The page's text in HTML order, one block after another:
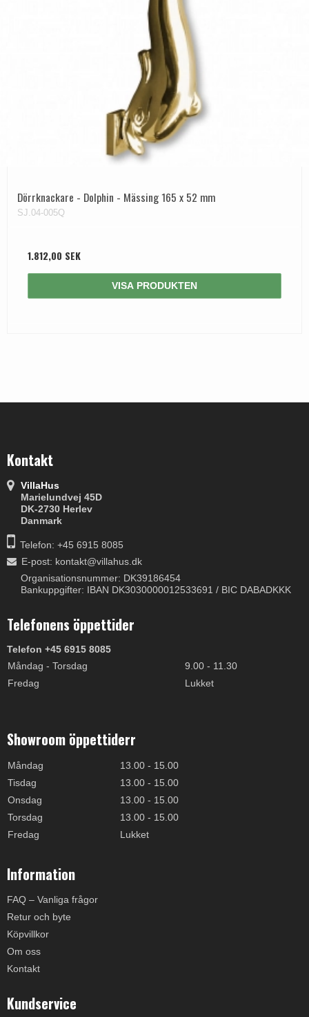
Dörrknackare - Dolphin - Mässing 165 x 52 mm
SJ.04-005Q
1.812,00 SEK
VISA PRODUKTEN
Kontakt
VillaHus
Marielundvej 45D
DK-2730 Herlev
Danmark
Telefon: +45 6915 8085
E-post: kontakt@villahus.dk
Organisationsnummer: DK39186454
Bankuppgifter: IBAN DK3030000012533691 / BIC DABADKKK
Telefonens öppettider
Telefon +45 6915 8085
Måndag - Torsdag
9.00 - 11.30
Fredag
Lukket
Showroom öppettiderr
Måndag
13.00 - 15.00
Tisdag
13.00 - 15.00
Onsdag
13.00 - 15.00
Torsdag
13.00 - 15.00
Fredag
Lukket
Information
FAQ – Vanliga frågor
Retur och byte
Köpvillkor
Om oss
Kontakt
Kundservice